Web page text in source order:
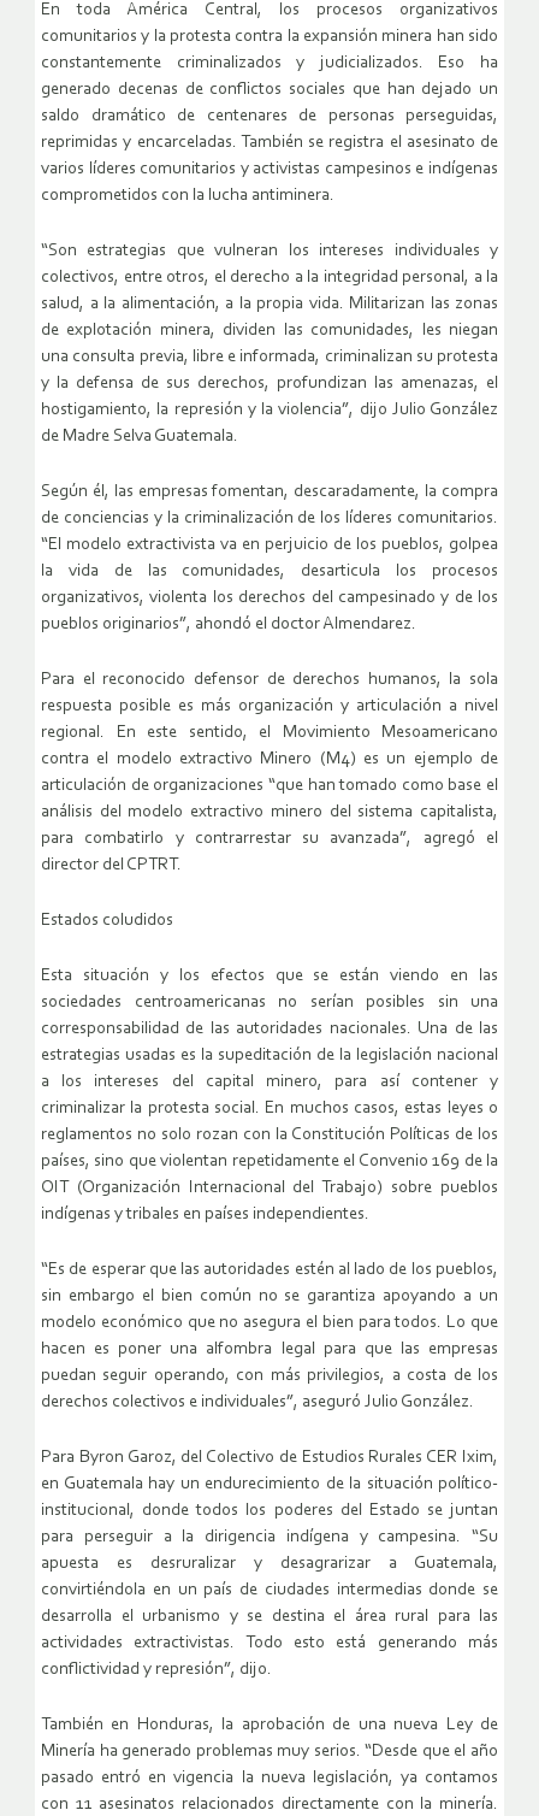
En toda América Central, los procesos organizativos
comunitarios y la protesta contra la expansión minera han sido
constantemente criminalizados y judicializados. Eso ha
generado decenas de conflictos sociales que han dejado un
saldo dramático de centenares de personas perseguidas,
reprimidas y encarceladas. También se registra el asesinato de
varios líderes comunitarios y activistas campesinos e indígenas
comprometidos con la lucha antiminera.
“Son estrategias que vulneran los intereses individuales y
colectivos, entre otros, el derecho a la integridad personal, a la
salud, a la alimentación, a la propia vida. Militarizan las zonas
de explotación minera, dividen las comunidades, les niegan
una consulta previa, libre e informada, criminalizan su protesta
y la defensa de sus derechos, profundizan las amenazas, el
hostigamiento, la represión y la violencia”, dijo Julio González
de Madre Selva Guatemala.
Según él, las empresas fomentan, descaradamente, la compra
de conciencias y la criminalización de los líderes comunitarios.
“El modelo extractivista va en perjuicio de los pueblos, golpea
la vida de las comunidades, desarticula los procesos
organizativos, violenta los derechos del campesinado y de los
pueblos originarios”, ahondó el doctor Almendarez.
Para el reconocido defensor de derechos humanos, la sola
respuesta posible es más organización y articulación a nivel
regional. En este sentido, el Movimiento Mesoamericano
contra el modelo extractivo Minero (M4) es un ejemplo de
articulación de organizaciones “que han tomado como base el
análisis del modelo extractivo minero del sistema capitalista,
para combatirlo y contrarrestar su avanzada”, agregó el
director del CPTRT.
Estados coludidos
Esta situación y los efectos que se están viendo en las
sociedades centroamericanas no serían posibles sin una
corresponsabilidad de las autoridades nacionales. Una de las
estrategias usadas es la supeditación de la legislación nacional
a los intereses del capital minero, para así contener y
criminalizar la protesta social. En muchos casos, estas leyes o
reglamentos no solo rozan con la Constitución Políticas de los
países, sino que violentan repetidamente el Convenio 169 de la
OIT (Organización Internacional del Trabajo) sobre pueblos
indígenas y tribales en países independientes.
“Es de esperar que las autoridades estén al lado de los pueblos,
sin embargo el bien común no se garantiza apoyando a un
modelo económico que no asegura el bien para todos. Lo que
hacen es poner una alfombra legal para que las empresas
puedan seguir operando, con más privilegios, a costa de los
derechos colectivos e individuales”, aseguró Julio González.
Para Byron Garoz, del Colectivo de Estudios Rurales CER Ixim,
en Guatemala hay un endurecimiento de la situación político-
institucional, donde todos los poderes del Estado se juntan
para perseguir a la dirigencia indígena y campesina. “Su
apuesta es desruralizar y desagrarizar a Guatemala,
convirtiéndola en un país de ciudades intermedias donde se
desarrolla el urbanismo y se destina el área rural para las
actividades extractivistas. Todo esto está generando más
conflictividad y represión”, dijo.
También en Honduras, la aprobación de una nueva Ley de
Minería ha generado problemas muy serios. “Desde que el año
pasado entró en vigencia la nueva legislación, ya contamos
con 11 asesinatos relacionados directamente con la minería.